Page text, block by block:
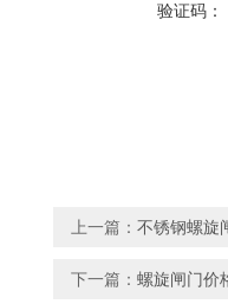
验证码：
上一篇： 不锈钢螺旋
下一篇： 螺旋闸门价